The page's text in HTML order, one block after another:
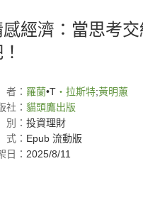
經濟：當思考
者： 羅蘭•T ‧拉斯特;黃明蕙
社： 貓頭鷹出版
別： 投資理財
式： Epub 流動版
日： 2025/8/11